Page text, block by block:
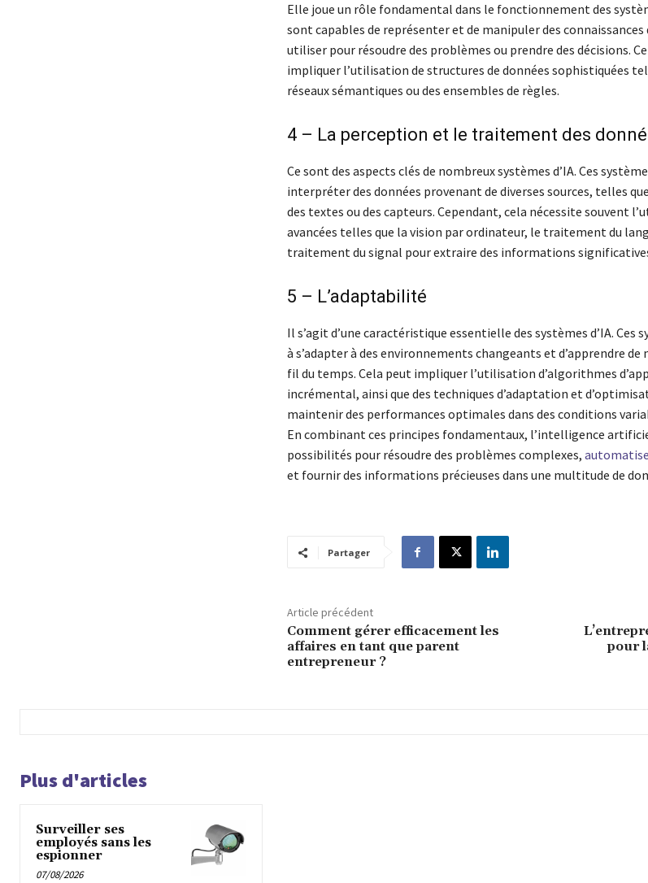
Elle joue un rôle fondamental dans le fonctionnement des
sont capables de représenter et de manipuler des connaissances
utiliser pour résoudre des problèmes ou prendre des décisions.
impliquer l’utilisation de structures de données sophistiquées
réseaux sémantiques ou des ensembles de règles.
4 – La perception et le traitement des
Ce sont des aspects clés de nombreux systèmes d’IA. Ces
interpréter des données provenant de diverses sources, telles
des textes ou des capteurs. Cependant, cela nécessite souvent
avancées telles que la vision par ordinateur, le traitement du
traitement du signal pour extraire des informations
5 – L’adaptabilité
Il s’agit d’une caractéristique essentielle des systèmes d’IA. Ces
à s’adapter à des environnements changeants et d’apprendre
fil du temps. Cela peut impliquer l’utilisation d’algorithmes
incrémental, ainsi que des techniques d’adaptation et
maintenir des performances optimales dans des conditions
En combinant ces principes fondamentaux, l’intelligence
possibilités pour résoudre des problèmes complexes,
et fournir des informations précieuses dans une multitude de
Partager
Article précédent
Comment gérer efficacement les
affaires en tant que parent
entrepreneur ?
pour
Plus d'articles
Surveiller ses
employés sans les
espionner
07/08/2026